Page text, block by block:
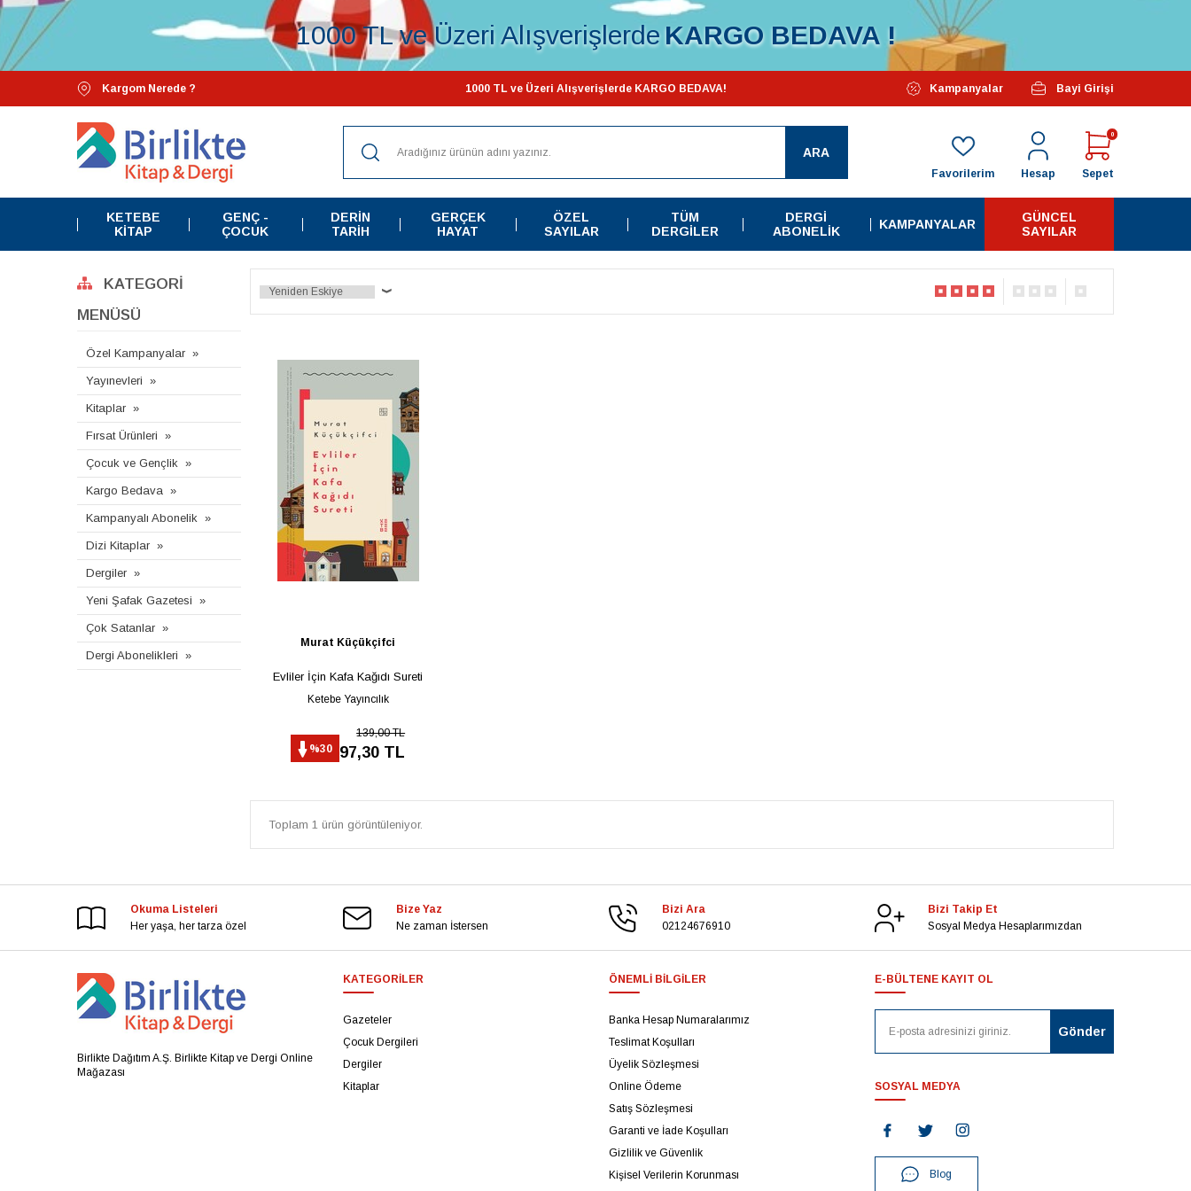
1000 TL ve Üzeri AlışverişlerdeKARGO BEDAVA !
Kargom Nerede ? 1000 TL ve Üzeri Alışverişlerde KARGO BEDAVA! Özel Kampanyalarımız Başlamıştır...
Kampanyalar Bayi Girişi
ARA
Sepet
0
Hesap
Favorilerim
KETEBE
KITAP
GENÇ -
ÇOCUK
DERIN
TARIH
GERÇEK
HAYAT
ÖZEL
SAYILAR
TÜM
DERGILER
DERGI
ABONELIK
KAMPANYALAR
GÜNCEL
SAYILAR
KATEGORI
MENÜSÜ
Özel Kampanyalar
Yayınevleri
Kitaplar
Fırsat Ürünleri
Çocuk ve Gençlik
Kargo Bedava
Kampanyalı Abonelik
Dizi Kitaplar
Dergiler
Yeni Şafak Gazetesi
Çok Satanlar
Dergi Abonelikleri
Murat Küçükçifci
Evliler İçin Kafa Kağıdı Sureti
Ketebe Yayıncılık
%30
139,00 TL
97,30 TL
Toplam 1 ürün görüntüleniyor.
Okuma Listeleri
Her yaşa, her tarza özel
Bize Yaz
Ne zaman İstersen
Bizi Ara
02124676910
Bizi Takip Et
Sosyal Medya Hesaplarımızdan
Birlikte Dağıtım A.Ş. Birlikte Kitap ve Dergi Online
Mağazası
KATEGORILER
Gazeteler
Çocuk Dergileri
Dergiler
Kitaplar
ÖNEMLI BILGILER
Banka Hesap Numaralarımız
Teslimat Koşulları
Üyelik Sözleşmesi
Online Ödeme
Satış Sözleşmesi
Garanti ve İade Koşulları
Gizlilik ve Güvenlik
Kişisel Verilerin Korunması
E-BÜLTENE KAYIT OL
SOSYAL MEDYA
Blog